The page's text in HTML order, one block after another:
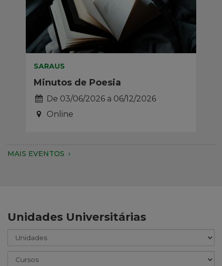
SARAUS
Minutos de Poesia
De 03/06/2026 a 06/12/2026
Online
MAIS EVENTOS
Unidades Universitárias